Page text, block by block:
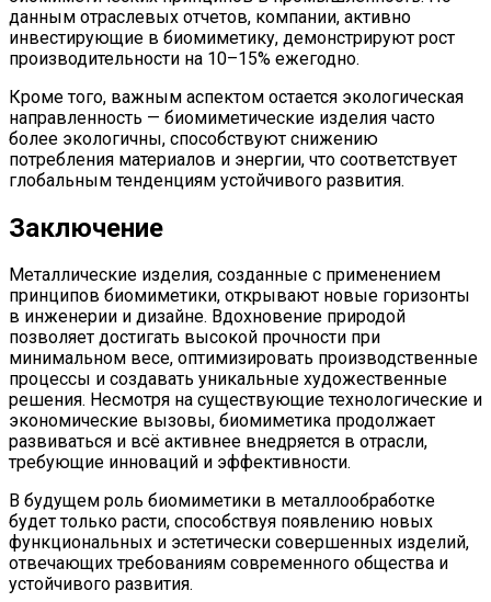
данным отраслевых отчетов, компании, активно
инвестирующие в биомиметику, демонстрируют рост
производительности на 10–15% ежегодно.
Кроме того, важным аспектом остается экологическая
направленность — биомиметические изделия часто
более экологичны, способствуют снижению
потребления материалов и энергии, что соответствует
глобальным тенденциям устойчивого развития.
Заключение
Металлические изделия, созданные с применением
принципов биомиметики, открывают новые горизонты
в инженерии и дизайне. Вдохновение природой
позволяет достигать высокой прочности при
минимальном весе, оптимизировать производственные
процессы и создавать уникальные художественные
решения. Несмотря на существующие технологические и
экономические вызовы, биомиметика продолжает
развиваться и всё активнее внедряется в отрасли,
требующие инноваций и эффективности.
В будущем роль биомиметики в металлообработке
будет только расти, способствуя появлению новых
функциональных и эстетически совершенных изделий,
отвечающих требованиям современного общества и
устойчивого развития.